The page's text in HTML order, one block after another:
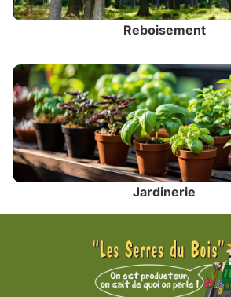
Reboisement
Jardinerie